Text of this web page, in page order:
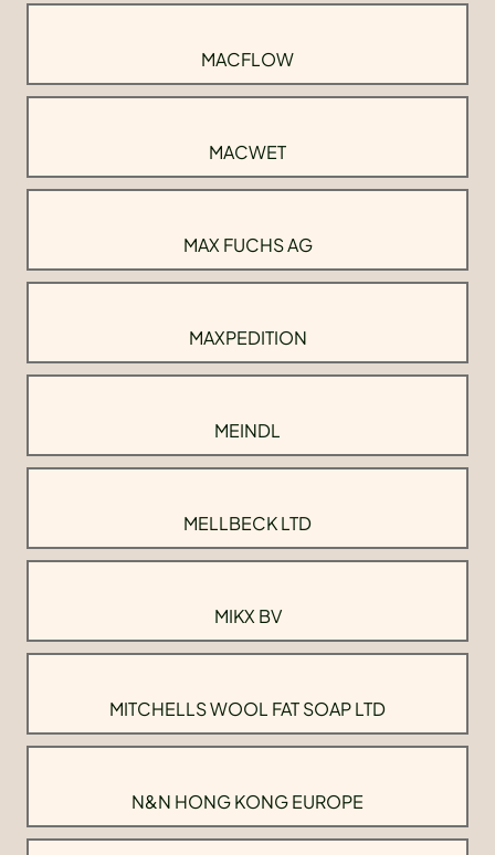
MACFLOW
MACWET
MAX FUCHS AG
MAXPEDITION
MEINDL
MELLBECK LTD
MIKX BV
MITCHELLS WOOL FAT SOAP LTD
N&N HONG KONG EUROPE